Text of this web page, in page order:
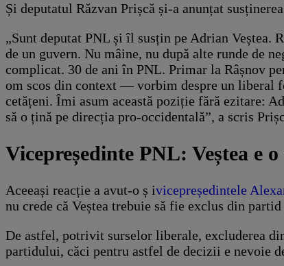
Și deputatul Răzvan Prișcă și-a anunțat
„Sunt deputat PNL și îl susțin pe Adrian
de un guvern. Nu mâine, nu după alte runde de
complicat. 30 de ani în PNL. Primar la Râșnov
om scos din context — vorbim despre un liberal
cetățeni. Îmi asum această poziție fără ezitare:
să o țină pe direcția pro-occidentală”, a scris
Vicepreședinte PNL: Veștea e
Aceeași reacție a avut-o ș ivicepreședintele
nu crede că Veștea trebuie să fie exclus din
De astfel, potrivit surselor liberale, excluderea
partidului, căci pentru astfel de decizii e nevoie